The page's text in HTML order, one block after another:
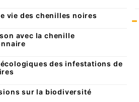
vie des chenilles noires
avec la chenille
des infestations de
sur la biodiversité